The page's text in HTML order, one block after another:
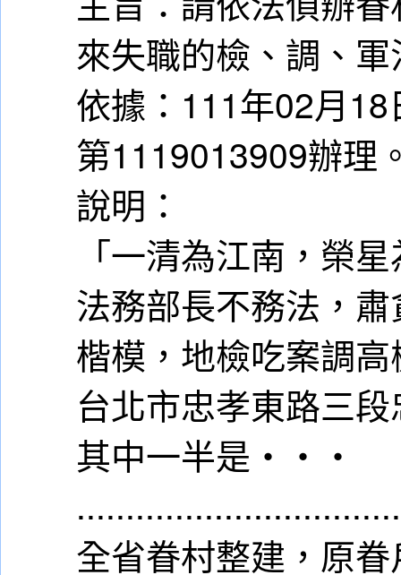
來失職的檢、調、
依據：111年02月
第1119013909辦理
說明：
「一清為江南，榮
法務部長不務法，
楷模，地檢吃案調
台北市忠孝東路三
其中一半是‧‧‧
全省眷村整建，原